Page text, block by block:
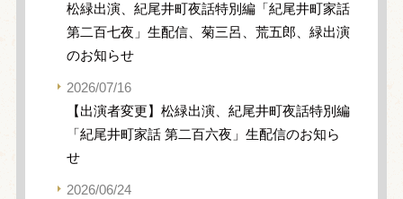
松緑出演、紀尾井町夜話特別編「紀尾井町家話
第二百七夜」生配信、菊三呂、荒五郎、緑出演
のお知らせ
2026/07/16
【出演者変更】松緑出演、紀尾井町夜話特別編
「紀尾井町家話 第二百六夜」生配信のお知ら
せ
2026/06/24